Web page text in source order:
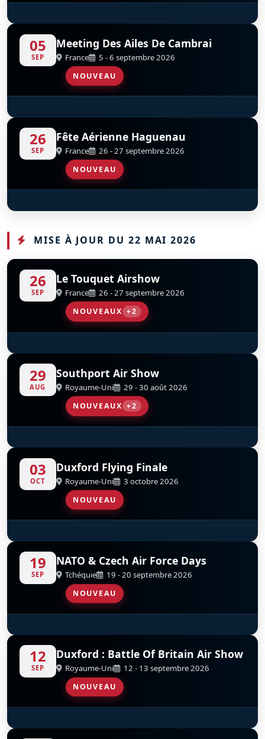
S D
Couteau Delta Tactical Display
05
SEP
Meeting Des Ailes De Cambrai
France 5 - 6 septembre 2026
NOUVEAU
D
Mustang X-Ray
26
SEP
Fête Aérienne Haguenau
France 26 - 27 septembre 2026
NOUVEAU
D
Mustang X-Ray
MISE À JOUR DU 22 MAI 2026
26
SEP
Le Touquet Airshow
France 26 - 27 septembre 2026
NOUVEAUX +2
D
SA365 Dauphin French Navy D
Parachutistes De L’AAE
29
AUG
Southport Air Show
Royaume-Uni 29 - 30 août 2026
NOUVEAUX +2
D
Tutor Solo Display Royal Air Force D
Red Arrows
03
OCT
Duxford Flying Finale
Royaume-Uni 3 octobre 2026
NOUVEAU
D
Red Arrows
19
SEP
NATO & Czech Air Force Days
Tchéquie 19 - 20 septembre 2026
NOUVEAU
D
Red Arrows
12
SEP
Duxford : Battle Of Britain Air Show
Royaume-Uni 12 - 13 septembre 2026
NOUVEAU
D
Red Arrows